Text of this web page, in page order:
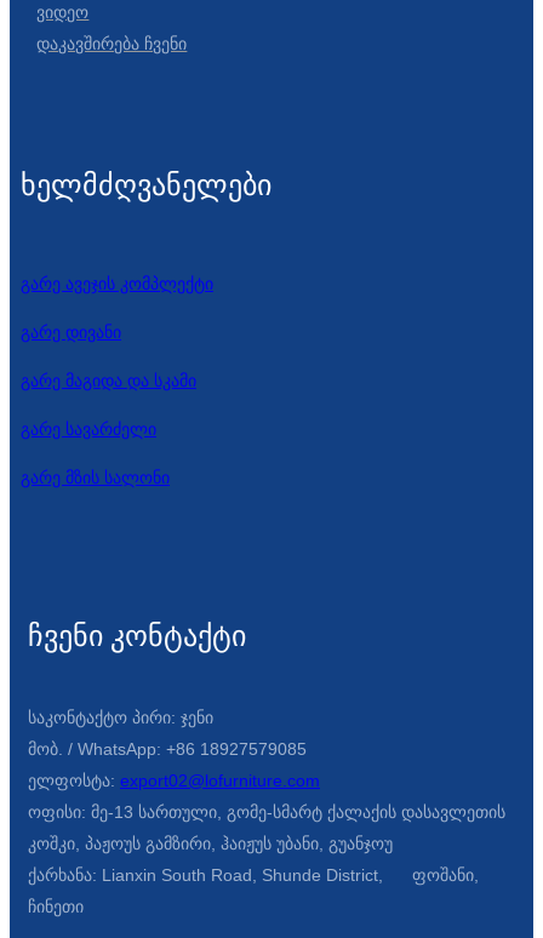
Ვიდეო
Დაკავშირება Ჩვენი
ხელმძღვანელები
გარე ავეჯის კომპლექტი
გარე დივანი
გარე მაგიდა და სკამი
გარე სავარძელი
გარე მზის სალონი
ჩვენი კონტაქტი
საკონტაქტო პირი: ჯენი
მობ. / WhatsApp: +86 18927579085
ელფოსტა: export02@lofurniture.com
ოფისი: მე-13 სართული, გომე-სმარტ ქალაქის დასავლეთის
კოშკი, პაჟოუს გამზირი, ჰაიჟუს უბანი, გუანჯოუ
ქარხანა: Lianxin South Road, Shunde District, ფოშანი,
ჩინეთი